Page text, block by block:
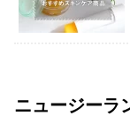
ニュージーラ